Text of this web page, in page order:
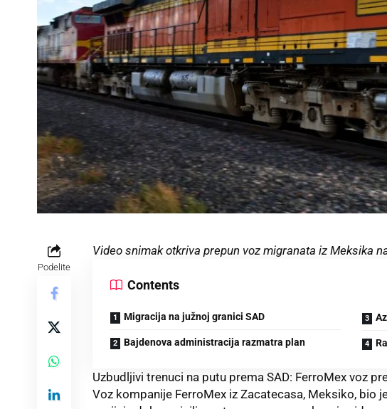
Podelite
Video snimak otkriva prepun voz migranata iz Meksika
Contents
Migracija na južnoj granici SAD
Bajdenova administracija razmatra plan
Uzbudljivi trenuci na putu prema SAD: FerroMex voz
Voz kompanije FerroMex iz Zacatecasa, Meksiko, bio